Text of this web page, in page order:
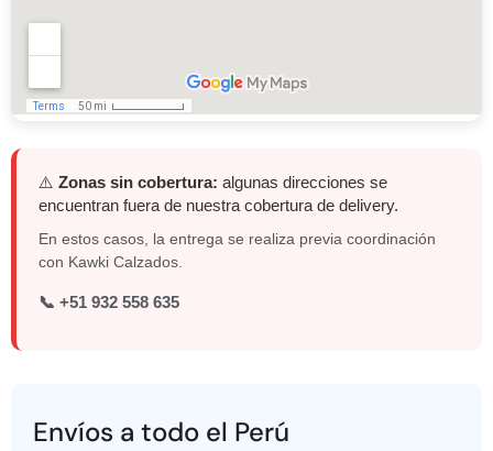
⚠️ Zonas sin cobertura: algunas direcciones se
encuentran fuera de nuestra cobertura de delivery.
En estos casos, la entrega se realiza previa coordinación
con Kawki Calzados.
📞 +51 932 558 635
Envíos a todo el Perú